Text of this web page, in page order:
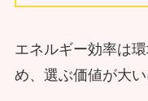
エネルギー効率は
め、選ぶ価値が大い